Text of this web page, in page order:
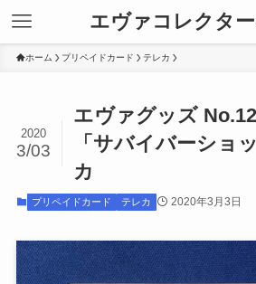
エヴァコレクタ
ホーム プリペイドカード テレカ
エヴァグッズ
「サバイバーショ
カ
2020
3/03
プリペイドカード テレカ 2020年3月3日